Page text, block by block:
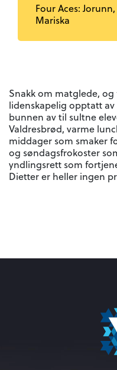
Four Aces:
Mariska
Snakk om matglede,
lidenskapelig opptatt
bunnen av til sultne
Valdresbrød, varme
middager som smaker
og søndagsfrokoster
yndlingsrett som
Dietter er heller ingen